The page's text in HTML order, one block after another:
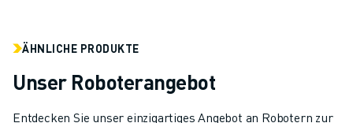
ÄHNLICHE PRODUKTE
Unser Roboterangebot
Entdecken Sie unser einzigartiges Angebot an Robotern zur